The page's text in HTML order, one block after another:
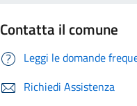
Contatta il comune
Leggi le domande
Richiedi Assistenza